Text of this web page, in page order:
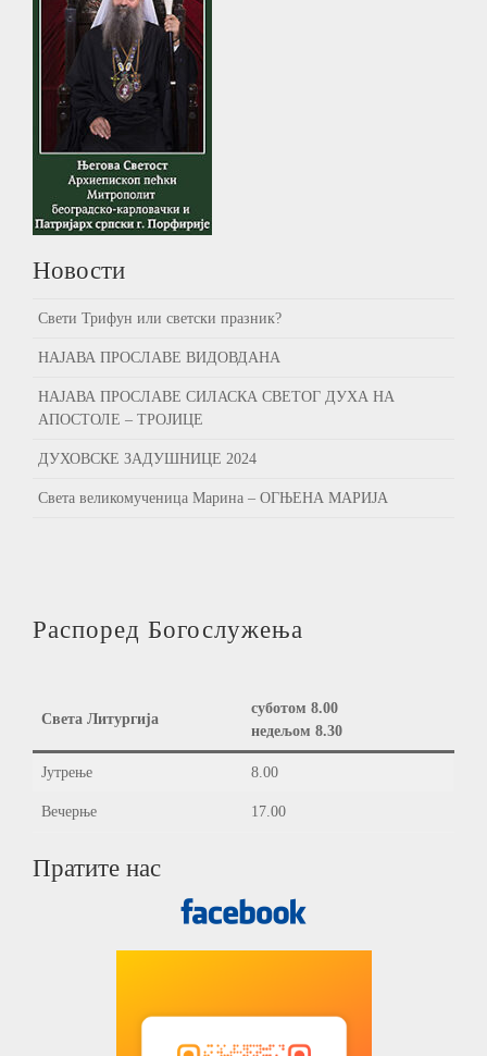
Новости
Свети Трифун или светски празник?
НАЈАВА ПРОСЛАВЕ ВИДОВДАНА
НАЈАВА ПРОСЛАВЕ СИЛАСКА СВЕТОГ ДУХА НА
АПОСТОЛЕ – ТРОЈИЦЕ
ДУХОВСКЕ ЗАДУШНИЦЕ 2024
Света великомученица Марина – ОГЊЕНА МАРИЈА
Распоред Богослужења
Света Литургија
суботом 8.00
недељом 8.30
Јутрење 8.00
Вечерње 17.00
Пратите нас